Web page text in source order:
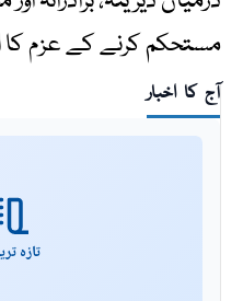
مستحکم کرنے کے عزم کا
آج کا اخبار
تازہ